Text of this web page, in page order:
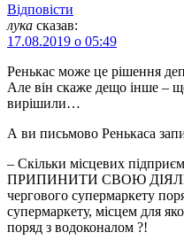
Відповіcти
лука сказав:
17.08.2019 о 05:49
Ренькас може це рішення
Але він скаже дещо інше –
вирішили…
А ви письмово Ренькаса
– Скільки місцевих
ПРИПИНИТИ СВОЮ
чергового супермаркету
супермаркету, місцем для
поряд з водоконалом ?!